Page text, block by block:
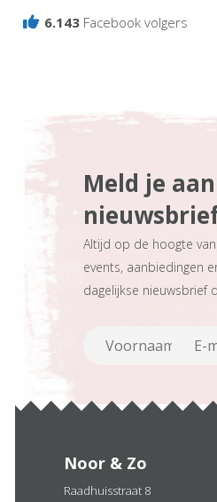
6.143 Facebook volgers
Meld je
Altijd op de hoogte
events, aanbiedingen
dagelijkse nieuwsbrief
Noor & Zo
Raadhuisstraat 8